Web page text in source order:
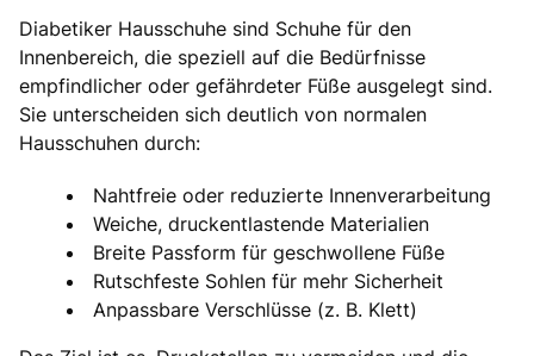
Diabetiker Hausschuhe sind Schuhe für den
Innenbereich, die speziell auf die Bedürfnisse
empfindlicher oder gefährdeter Füße ausgelegt sind.
Sie unterscheiden sich deutlich von normalen
Hausschuhen durch:
Nahtfreie oder reduzierte Innenverarbeitung
Weiche, druckentlastende Materialien
Breite Passform für geschwollene Füße
Rutschfeste Sohlen für mehr Sicherheit
Anpassbare Verschlüsse (z. B. Klett)